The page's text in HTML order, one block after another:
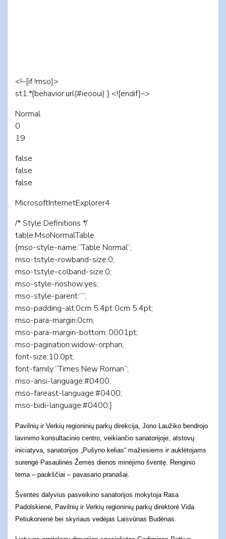
<!–[if !mso]>
st1:*{behavior:url(#ieooui) } <![endif]–>
Normal
0
19
false
false
false
MicrosoftInternetExplorer4
/* Style Definitions */
table.MsoNormalTable
{mso-style-name:”Table Normal”;
mso-tstyle-rowband-size:0;
mso-tstyle-colband-size:0;
mso-style-noshow:yes;
mso-style-parent:””;
mso-padding-alt:0cm 5.4pt 0cm 5.4pt;
mso-para-margin:0cm;
mso-para-margin-bottom:.0001pt;
mso-pagination:widow-orphan;
font-size:10.0pt;
font-family:”Times New Roman”;
mso-ansi-language:#0400;
mso-fareast-language:#0400;
mso-bidi-language:#0400;}
Pavilnių ir Verkių regioninių parkų direkcija, Jono Laužiko bendrojo
lavinimo konsultacinio centro, veikiančio sanatorijoje, atstovų
iniciatyva, sanatorijos „Pušyno kelias“ mažiesiems ir auklėtojams
surengė Pasaulinės Žemės dienos minėjimo šventę. Renginio
tema – paukščiai – pavasario pranašai.
Šventės dalyvius pasveikino sanatorijos mokytoja Rasa
Padolskienė, Pavilnių ir Verkių regioninių parkų direktorė Vida
Petiukonienė bei skyriaus vedėjas Laisvūnas Budėnas.